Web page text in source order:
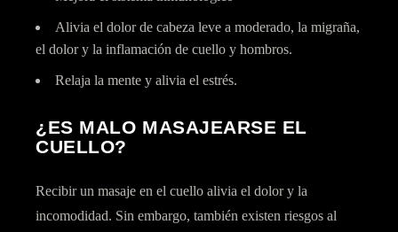
Alivia el dolor de cabeza leve a moderado, la migraña,
el dolor y la inflamación de cuello y hombros.
Relaja la mente y alivia el estrés.
¿ES MALO MASAJEARSE EL
CUELLO?
Recibir un masaje en el cuello alivia el dolor y la
incomodidad. Sin embargo, también existen riesgos al